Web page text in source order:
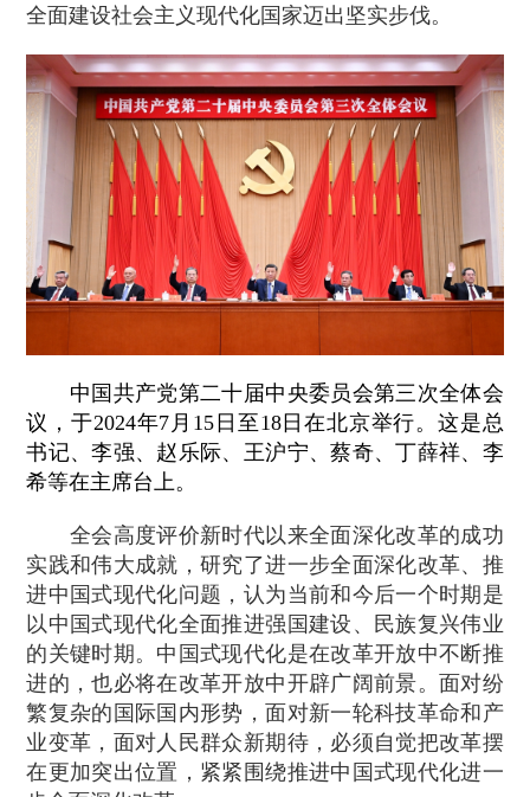
全面建设社会主义现代化国家迈出坚实步伐。
中国共产党第二十届中央委员会第三次全体会
议，于2024年7月15日至18日在北京举行。这是总
书记、李强、赵乐际、王沪宁、蔡奇、丁薛祥、李
希等在主席台上。
全会高度评价新时代以来全面深化改革的成功
实践和伟大成就，研究了进一步全面深化改革、推
进中国式现代化问题，认为当前和今后一个时期是
以中国式现代化全面推进强国建设、民族复兴伟业
的关键时期。中国式现代化是在改革开放中不断推
进的，也必将在改革开放中开辟广阔前景。面对纷
繁复杂的国际国内形势，面对新一轮科技革命和产
业变革，面对人民群众新期待，必须自觉把改革摆
在更加突出位置，紧紧围绕推进中国式现代化进一